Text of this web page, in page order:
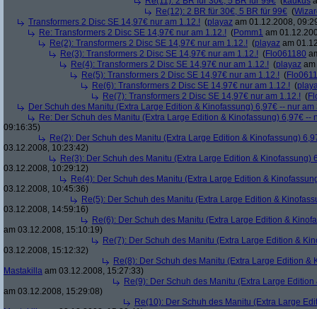
Re(12): 2 BR für 30€, 5 BR für 99€ (
Transformers 2 Disc SE 14,97€ nur am 1.12.! (playaz am 01.12.2008,
Re: Transformers 2 Disc SE 14,97€ nur am 1.12.! (Pomm1 am
Re(2): Transformers 2 Disc SE 14,97€ nur am 1.12.! (playaz am
Re(3): Transformers 2 Disc SE 14,97€ nur am 1.12.! (Flo061180
Re(4): Transformers 2 Disc SE 14,97€ nur am 1.12.! (playaz
Re(5): Transformers 2 Disc SE 14,97€ nur am 1.12.! (
Re(6): Transformers 2 Disc SE 14,97€ nur am 1.12.! (
Re(7): Transformers 2 Disc SE 14,97€ nur am 1.12.! (
Der Schuh des Manitu (Extra Large Edition & Kinofassung) 6,97€ -- nur am
Re: Der Schuh des Manitu (Extra Large Edition & Kinofassung) 6,97€ --
09:16:35)
Re(2): Der Schuh des Manitu (Extra Large Edition & Kinofassung)
03.12.2008, 10:23:42)
Re(3): Der Schuh des Manitu (Extra Large Edition & Kinofassung)
03.12.2008, 10:29:12)
Re(4): Der Schuh des Manitu (Extra Large Edition &
03.12.2008, 10:45:36)
Re(5): Der Schuh des Manitu (Extra Large Edition &
03.12.2008, 14:59:16)
Re(6): Der Schuh des Manitu (Extra Large Edition &
am 03.12.2008, 15:10:19)
Re(7): Der Schuh des Manitu (Extra Large Edition &
03.12.2008, 15:12:32)
Re(8): Der Schuh des Manitu (Extra Large Edition &
Mastakilla am 03.12.2008, 15:27:33)
Re(9): Der Schuh des Manitu (Extra Large
am 03.12.2008, 15:29:08)
Re(10): Der Schuh des Manitu (Extra Large